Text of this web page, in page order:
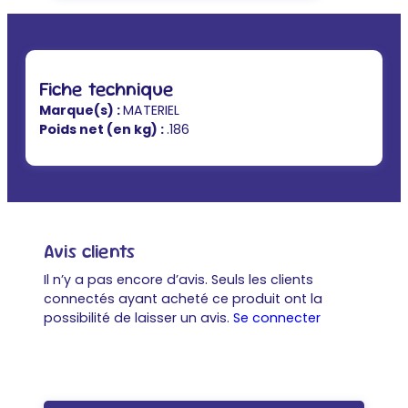
Fiche technique
Marque(s) :MATERIEL
Poids net (en kg) :.186
Avis clients
Il n’y a pas encore d’avis. Seuls les clients
connectés ayant acheté ce produit ont la
possibilité de laisser un avis. Se connecter